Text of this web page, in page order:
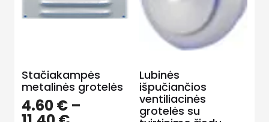
Stačiakampės
metalinės grotelės
4.60€ –
Lubinės
išpučiančios
ventiliacinės
grotelės su